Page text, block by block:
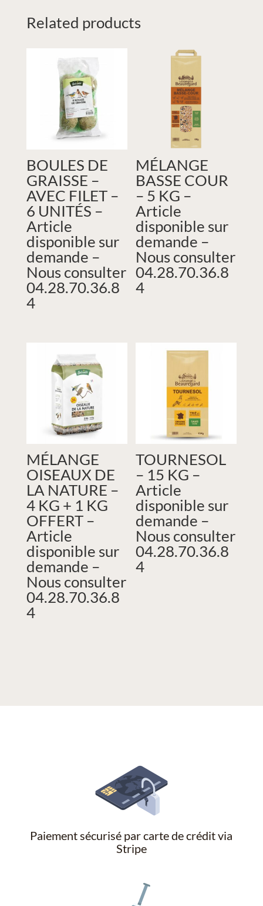
Related products
BOULES DE
GRAISSE –
AVEC FILET –
6 UNITÉS –
Article
disponible sur
demande –
Nous consulter
04.28.70.36.8
4
MÉLANGE
BASSE COUR
– 5 KG –
Article
disponible sur
demande –
Nous consulter
04.28.70.36.8
4
MÉLANGE
OISEAUX DE
LA NATURE –
4 KG + 1 KG
OFFERT –
Article
disponible sur
demande –
Nous consulter
04.28.70.36.8
4
TOURNESOL
– 15 KG –
Article
disponible sur
demande –
Nous consulter
04.28.70.36.8
4
Paiement sécurisé par carte de crédit via
Stripe